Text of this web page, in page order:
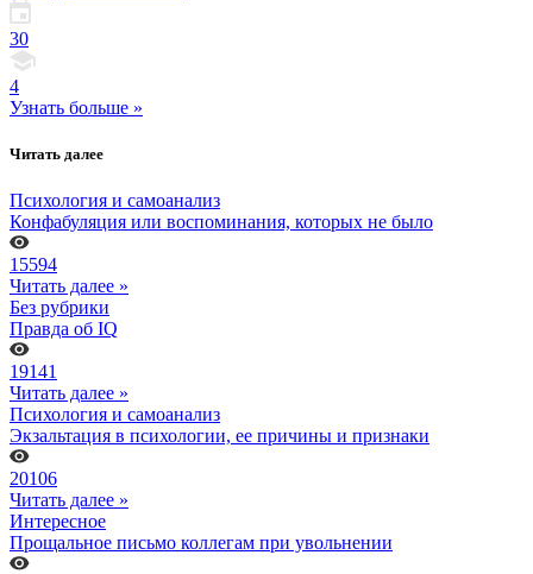
30
4
Узнать больше »
Читать далее
Психология и самоанализ
Конфабуляция или воспоминания, которых не было
15594
Читать далее »
Без рубрики
Правда об IQ
19141
Читать далее »
Психология и самоанализ
Экзальтация в психологии, ее причины и признаки
20106
Читать далее »
Интересное
Прощальное письмо коллегам при увольнении